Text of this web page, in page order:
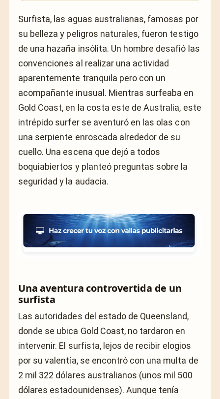
Surfista, las aguas australianas, famosas por
su belleza y peligros naturales, fueron testigo
de una hazaña insólita. Un hombre desafió las
convenciones al realizar una actividad
aparentemente tranquila pero con un
acompañante inusual. Mientras surfeaba en
Gold Coast, en la costa este de Australia, este
intrépido surfer se aventuró en las olas con
una serpiente enroscada alrededor de su
cuello. Una escena que dejó a todos
boquiabiertos y planteó preguntas sobre la
seguridad y la audacia.
Una aventura controvertida de un
surfista
Las autoridades del estado de Queensland,
donde se ubica Gold Coast, no tardaron en
intervenir. El surfista, lejos de recibir elogios
por su valentía, se encontró con una multa de
2 mil 322 dólares australianos (unos mil 500
dólares estadounidenses). Aunque tenía